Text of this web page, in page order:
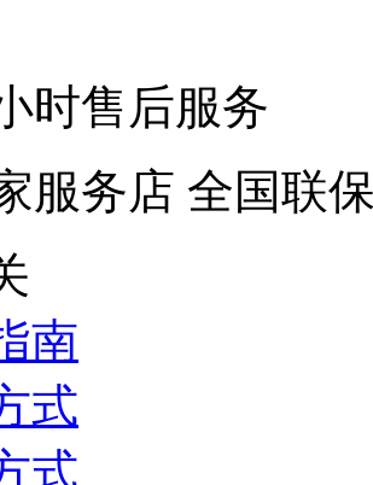
时售后服务
服务店 全国联
南
式
式